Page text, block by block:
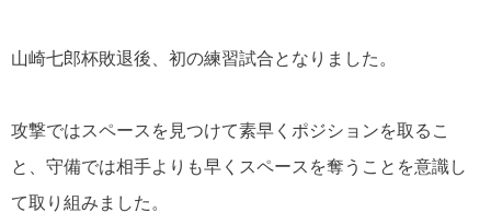
山崎七郎杯敗退後、初の練習試合となりました。
攻撃ではスペースを見つけて素早くポジションを取るこ
と、守備では相手よりも早くスペースを奪うことを意識し
て取り組みました。